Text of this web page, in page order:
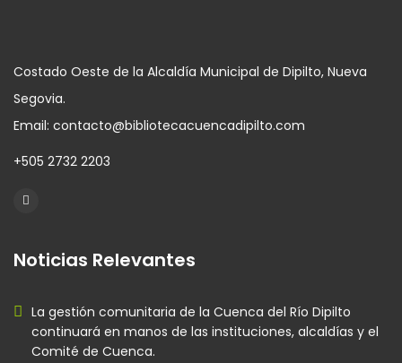
Costado Oeste de la Alcaldía Municipal de Dipilto, Nueva
Segovia.
Email: contacto@bibliotecacuencadipilto.com
+505 2732 2203
Noticias Relevantes
La gestión comunitaria de la Cuenca del Río Dipilto
continuará en manos de las instituciones, alcaldías y el
Comité de Cuenca.